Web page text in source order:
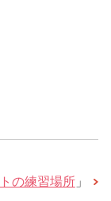
の練習場所」